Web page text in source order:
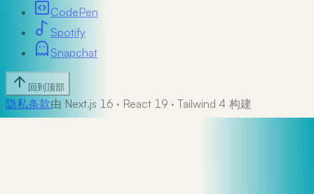
CodePen
Spotify
Snapchat
回到顶部
隐私条款由 Next.js 16 · React 19 · Tailwind 4 构建